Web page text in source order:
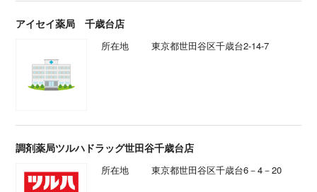
アイセイ薬局 千歳台店
所在地 東京都世田谷区千歳台2-14-7
調剤薬局ツルハドラッグ世田谷千歳台店
所在地 東京都世田谷区千歳台6－4－20